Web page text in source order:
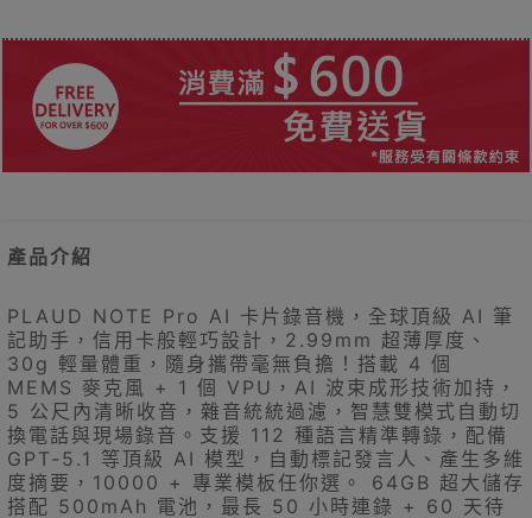
產品介紹
PLAUD NOTE Pro AI 卡片錄音機，全球頂級 AI 筆
記助手，信用卡般輕巧設計，2.99mm 超薄厚度、
30g 輕量體重，隨身攜帶毫無負擔！搭載 4 個
MEMS 麥克風 + 1 個 VPU，AI 波束成形技術加持，
5 公尺內清晰收音，雜音統統過濾，智慧雙模式自動切
換電話與現場錄音。支援 112 種語言精準轉錄，配備
GPT-5.1 等頂級 AI 模型，自動標記發言人、產生多維
度摘要，10000 + 專業模板任你選。 64GB 超大儲存
搭配 500mAh 電池，最長 50 小時連錄 + 60 天待